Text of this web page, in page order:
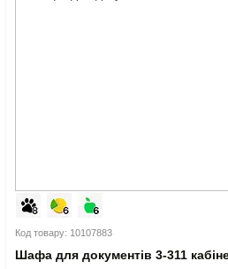
Код товару: 10107883
Шафа для документів 3-311